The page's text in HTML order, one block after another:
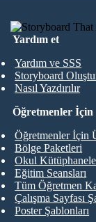
Yardım et
Yardım ve SSS
Storyboard
Nasıl Yazdırılır
Öğretmenler İçin
Öğretmenler İçin
Bölge Paketleri
Okul
Eğitim Seansları
Tüm Öğretmen
Çalışma Sayfası
Poster Şablonları